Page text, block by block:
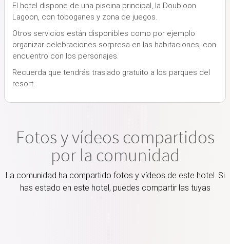
El hotel dispone de una piscina principal, la Doubloon
Lagoon, con toboganes y zona de juegos.
Otros servicios están disponibles como por ejemplo
organizar celebraciones sorpresa en las habitaciones, con
encuentro con los personajes.
Recuerda que tendrás traslado gratuito a los parques del
resort.
Fotos y vídeos compartidos
por la comunidad
La comunidad ha compartido fotos y vídeos de este hotel. Si
has estado en este hotel, puedes compartir las tuyas